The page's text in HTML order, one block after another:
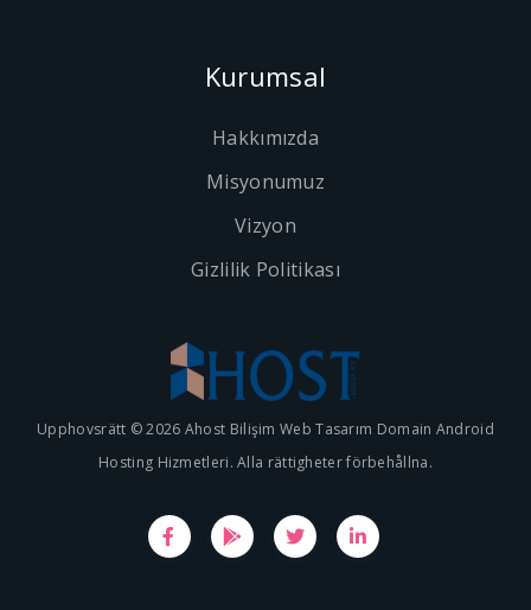
Kurumsal
Hakkımızda
Misyonumuz
Vizyon
Gizlilik Politikası
Upphovsrätt © 2026 Ahost Bilişim Web Tasarım Domain Android
Hosting Hizmetleri. Alla rättigheter förbehållna.